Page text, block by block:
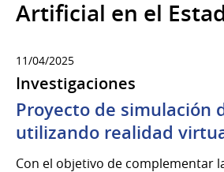
Artificial en el
11/04/2025
Investigaciones
Proyecto de simulación
utilizando realidad
Con el objetivo de complementar